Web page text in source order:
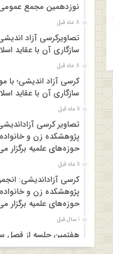
نوزدهمین مجمع عمومی
8 ماه قبل
تصاویرکرسی آزاد
سازگاری آن با عقاید
8 ماه قبل
کرسی آزاد اندیشی؛ با
سازگاری آن با عقاید
11 ماه قبل
تصاویر کرسی
پژوهشکده زن و
حوزه‌های علمیه برگزار
11 ماه قبل
کرسی آزاداندیشی:
پژوهشکده زن و
حوزه‌های علمیه برگزار
1 سال قبل
هفتمین جلسه از
روز” ویژه برنامه